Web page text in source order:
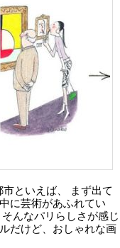
といえば、 まず出て
に芸術があふれてい
んなパリらしさが感じ
だけど、おしゃれな画